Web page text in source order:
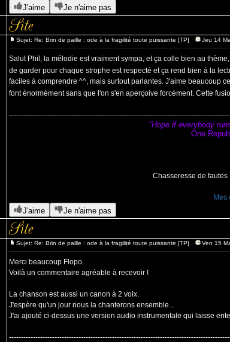
J'aime Je n'aime pas
Sujet: Re: Brin de paille : ode à la fragilité toute puissante [TP] Jeu 14
Salut Phil, la mélodie est vraiment sympa, et ça colle bien au
de garder pour chaque strophe est respecté et ça rend bien à la
faciles à comprendre ^^, mais surtout parlantes. J'aime beaucoup
font énormément sans que l'on s'en aperçoive forcément. Cette
“Hope if everybody
One
Chasseresse de
Mes
J'aime Je n'aime pas
Sujet: Re: Brin de paille : ode à la fragilité toute puissante [TP] Ven 15
Merci beaucoup Flopo.
Voilà un commentaire agréable à recevoir !
La chanson est aussi un canon à 2 voix.
J'espère qu'un jour nous la chanterons ensemble...
J'ai ajouté ci-dessus une version audio instrumentale qui laisse